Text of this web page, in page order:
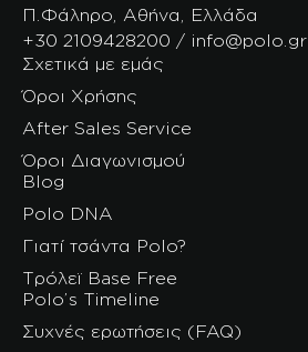
Π.Φάληρο, Αθήνα, Ελλάδα
+30 2109428200 / info@polo.gr
Σχετικά με εμάς
Όροι Χρήσης
After Sales Service
Όροι Διαγωνισμού
Blog
Polo DNA
Γιατί τσάντα Polo?
Τρόλεϊ Base Free
Polo’s Timeline
Συχνές ερωτήσεις (FAQ)